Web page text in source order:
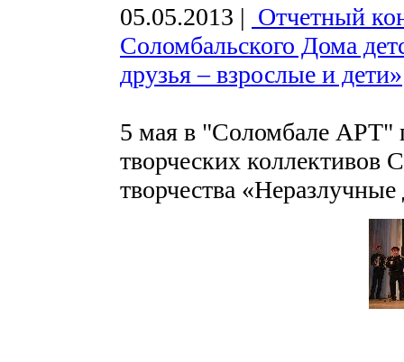
05.05.2013 | Отчетный
Соломбальского Дома
друзья – взрослые и дети»
5 мая в "Соломбале АРТ"
творческих коллективов
творчества